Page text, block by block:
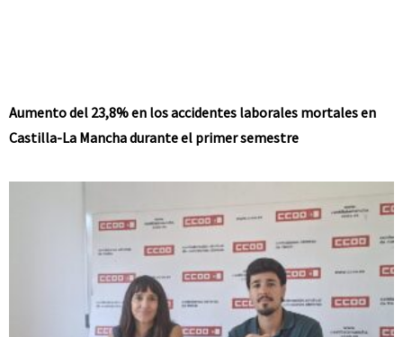
Aumento del 23,8% en los accidentes laborales mortales en
Castilla-La Mancha durante el primer semestre